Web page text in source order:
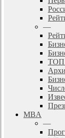
—
ТОП
MBA
—